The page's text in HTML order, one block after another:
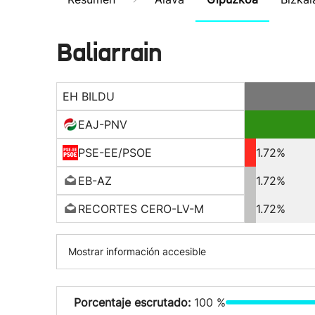
Baliarrain
EH BILDU
EAJ-PNV
PSE-EE/PSOE
1.72%
EB-AZ
1.72%
RECORTES CERO-LV-M
1.72%
Mostrar información accesible
Porcentaje escrutado: 100 %